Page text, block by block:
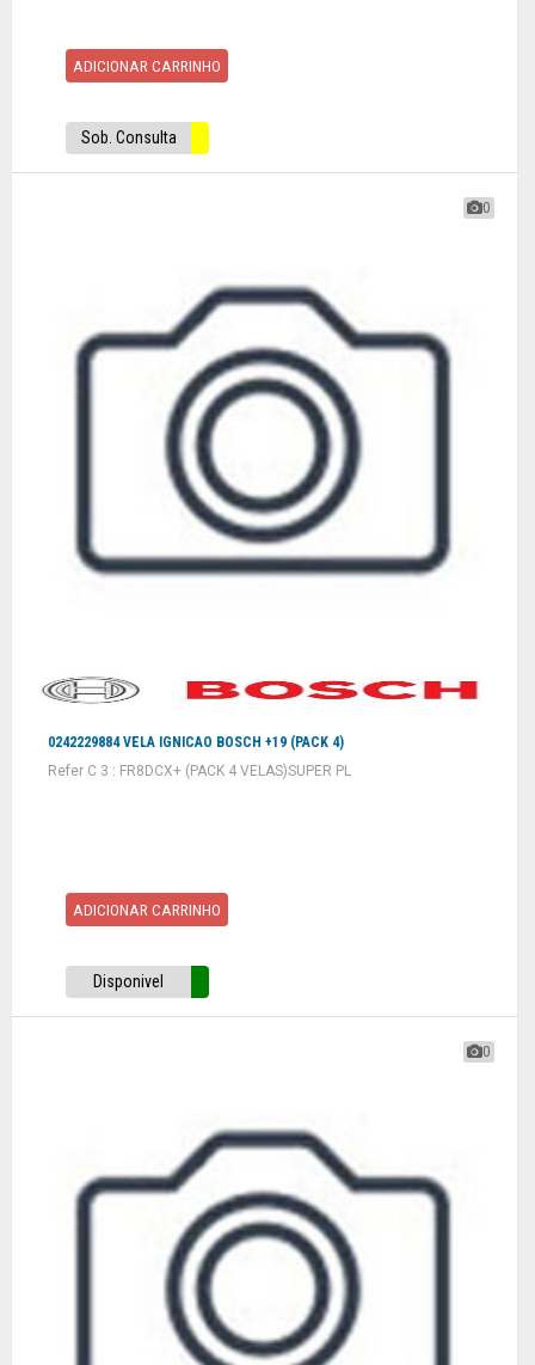
ADICIONAR CARRINHO
Sob. Consulta
0
0242229884 VELA IGNICAO BOSCH +19 (PACK 4)
Refer C 3 : FR8DCX+ (PACK 4 VELAS)SUPER PL
ADICIONAR CARRINHO
Disponivel
0